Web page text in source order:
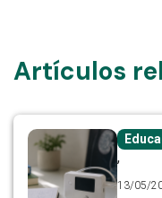
Artículos
,
13/05/